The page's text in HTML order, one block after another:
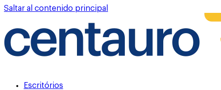
Saltar al contenido principal
Escritórios